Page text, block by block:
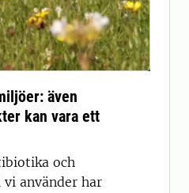
även
kan vara ett
och
använder har